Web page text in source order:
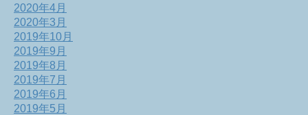
2020年4月
2020年3月
2019年10月
2019年9月
2019年8月
2019年7月
2019年6月
2019年5月